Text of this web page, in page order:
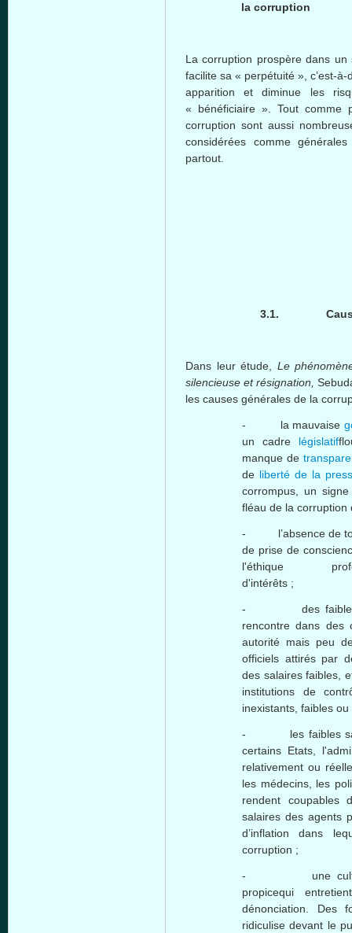
la corruption
La corruption prospère dans
facilite sa « perpétuité », c’est-
apparition et diminue les
« bénéficiaire ». Tout
corruption sont aussi
considérées comme
partout.
3.1.
Dans leur étude, Le
silencieuse et résignation,
les causes générales de la
- la mauvaise
un cadre législatif
manque de
de liberté de la
corrompus, un
fléau de la corruption
- l’absence de
de prise de
l'éthique
- des faiblesses
rencontre dans
autorité mais peu
officiels attirés par
des salaires faibles,
institutions de
inexistants, faibles ou
- les faibles
certains Etats,
relativement ou
les médecins, les
rendent coupables
salaires des agents
d’inflation dans
corruption ;
- une culture
propicequi
dénonciation. Des
ridiculise devant le